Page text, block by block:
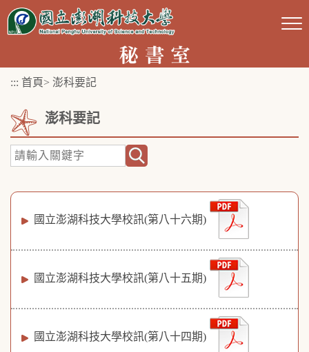
跳
::: 首頁> 澎科要記
澎科要記
國立澎湖科技大學校訊(第八十六期)
國立澎湖科技大學校訊(第八十五期)
國立澎湖科技大學校訊(第八十四期)